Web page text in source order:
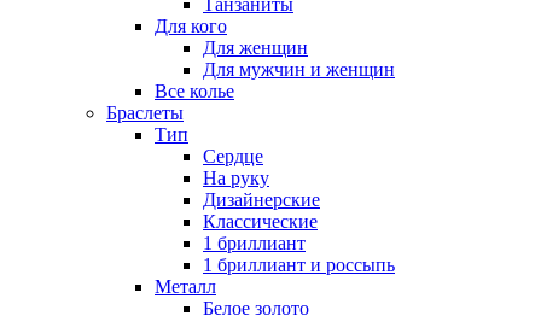
Танзаниты
Для кого
Для женщин
Для мужчин и женщин
Все колье
Браслеты
Тип
Сердце
На руку
Дизайнерские
Классические
1 бриллиант
1 бриллиант и россыпь
Металл
Белое золото